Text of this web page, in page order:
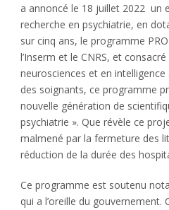
a annoncé le 18 juillet 2022 un
recherche en psychiatrie, en
sur cinq ans, le programme
l’Inserm et le CNRS, et
neurosciences et en
des soignants, ce programme
nouvelle génération de
psychiatrie ». Que révèle ce
malmené par la fermeture des
réduction de la durée des
Ce programme est soutenu
qui a l’oreille du